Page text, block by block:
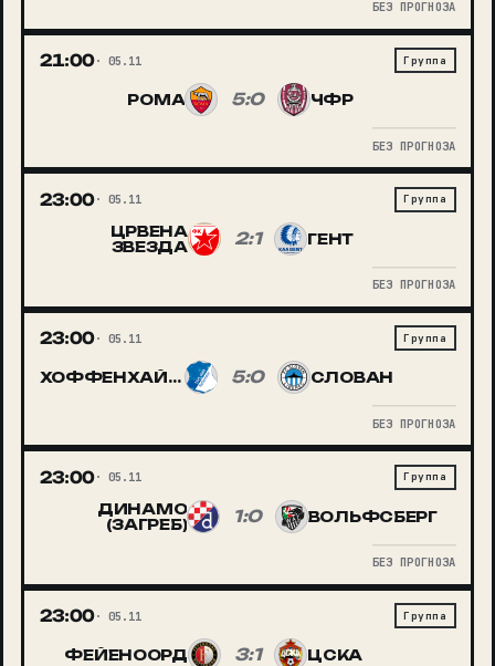
БЕЗ ПРОГНОЗА
21:00 05.11 Группа
РОМА 5:0 ЧФР
БЕЗ ПРОГНОЗА
23:00 05.11 Группа
ЦРВЕНА
ЗВЕЗДА
2:1 ГЕНТ
БЕЗ ПРОГНОЗА
23:00 05.11 Группа
ХОФФЕНХАЙМ 5:0 СЛОВАН
БЕЗ ПРОГНОЗА
23:00 05.11 Группа
ДИНАМО
(ЗАГРЕБ)
1:0 ВОЛЬФСБЕРГ
БЕЗ ПРОГНОЗА
23:00 05.11 Группа
ФЕЙЕНООРД 3:1 ЦСКА